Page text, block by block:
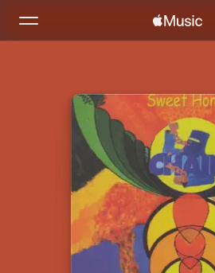
ホーム
新着おすすめ
Apple Musicをインス